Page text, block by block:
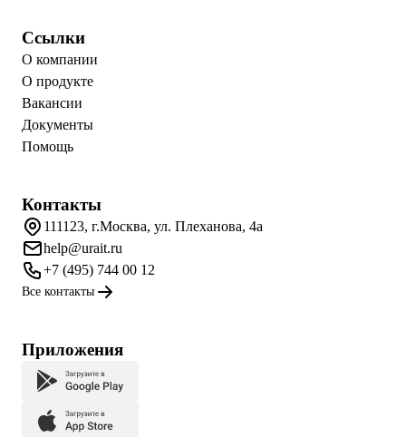
Ссылки
О компании
О продукте
Вакансии
Документы
Помощь
Контакты
111123, г.Москва, ул. Плеханова, 4а
help@urait.ru
+7 (495) 744 00 12
Все контакты
Приложения